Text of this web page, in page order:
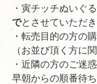
・寅チッチぬいぐ
でとさせていただき
・転売目的の方の
（お並び頂く方に
・近隣の方のご迷
早朝からの順番待